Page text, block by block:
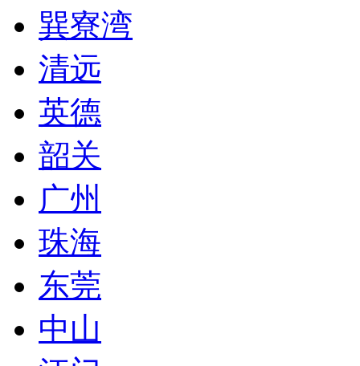
巽寮湾
清远
英德
韶关
广州
珠海
东莞
中山